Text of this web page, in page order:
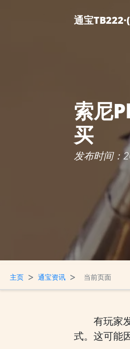
通宝
索尼
买
发布时间：
主页 > 通宝资讯 > 当前页面
有玩家
式。这可能